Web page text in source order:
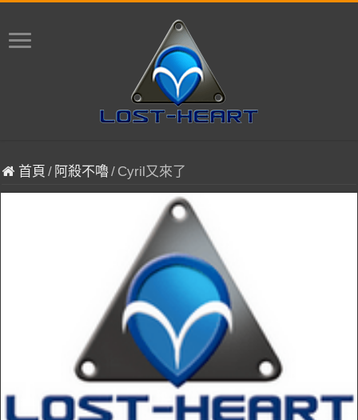
首頁 / 阿殺不嚕/ Cyril又來了